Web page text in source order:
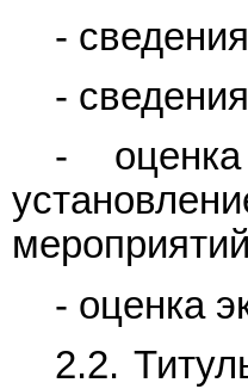
-
-
-
- оценка
2.2.